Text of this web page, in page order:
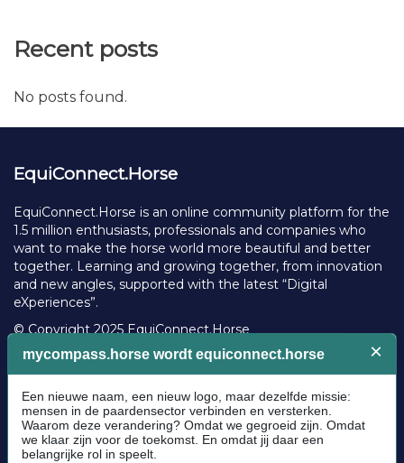
Recent posts
No posts found.
EquiConnect.Horse
EquiConnect.Horse is an online community platform for the
1.5 million enthusiasts, professionals and companies who
want to make the horse world more beautiful and better
together. Learning and growing together, from innovation
and new angles, supported with the latest “Digital
eXperiences”.
© Copyright 2025 EquiConnect.Horse
Community Guidelines
Cookie policy
Privacy Policy